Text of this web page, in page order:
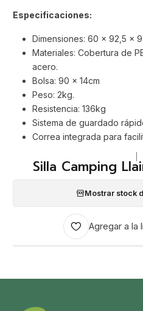
Especificaciones:
Dimensiones: 60 x 92,5 x
Materiales: Cobertura de
acero.
Bolsa: 90 x 14cm
Peso: 2kg.
Resistencia: 136kg
Sistema de guardado
Correa integrada para
Silla Camping
Mostrar stock
Agregar a la